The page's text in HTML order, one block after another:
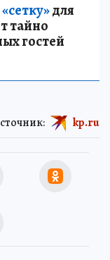
для
тайно
гостей
kp.ru